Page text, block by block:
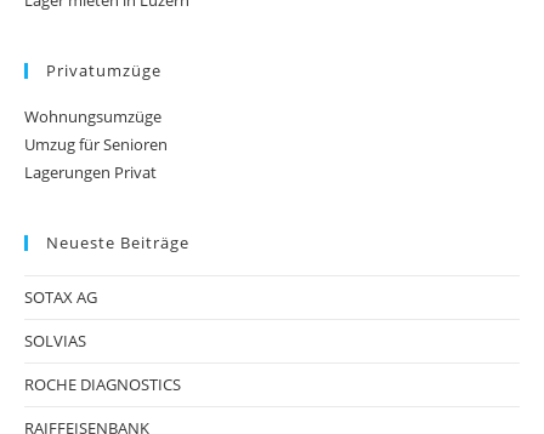
Privatumzüge
Wohnungsumzüge
Umzug für Senioren
Lagerungen Privat
Neueste Beiträge
SOTAX AG
SOLVIAS
ROCHE DIAGNOSTICS
RAIFFEISENBANK